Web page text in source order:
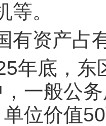
。
资产占
底，东
一般公
位价值